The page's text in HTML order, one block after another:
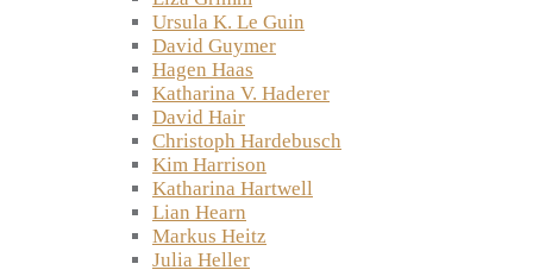
Ursula K. Le Guin
David Guymer
Hagen Haas
Katharina V. Haderer
David Hair
Christoph Hardebusch
Kim Harrison
Katharina Hartwell
Lian Hearn
Markus Heitz
Julia Heller